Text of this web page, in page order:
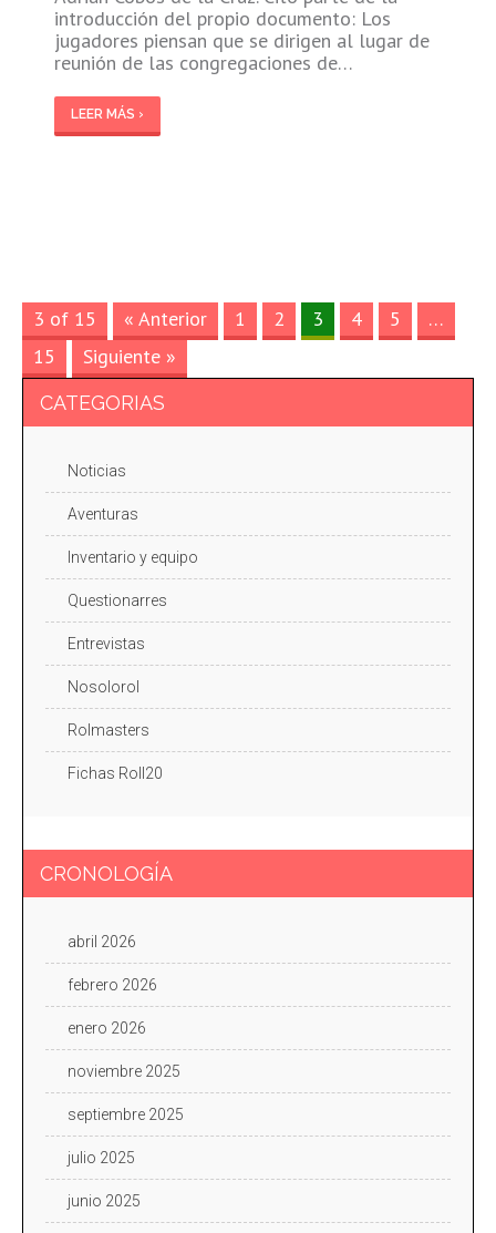
introducción del propio documento: Los
jugadores piensan que se dirigen al lugar de
reunión de las congregaciones de…
LEER MÁS ›
3 of 15 « Anterior 1 2 3 4 5
…
15
Siguiente »
CATEGORIAS
Noticias
Aventuras
Inventario y equipo
Questionarres
Entrevistas
Nosolorol
Rolmasters
Fichas Roll20
CRONOLOGÍA
abril 2026
febrero 2026
enero 2026
noviembre 2025
septiembre 2025
julio 2025
junio 2025